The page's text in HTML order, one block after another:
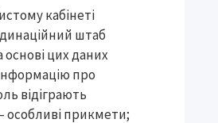
кабінеті
штаб
цих даних
про
відіграють
особливі прикмети;